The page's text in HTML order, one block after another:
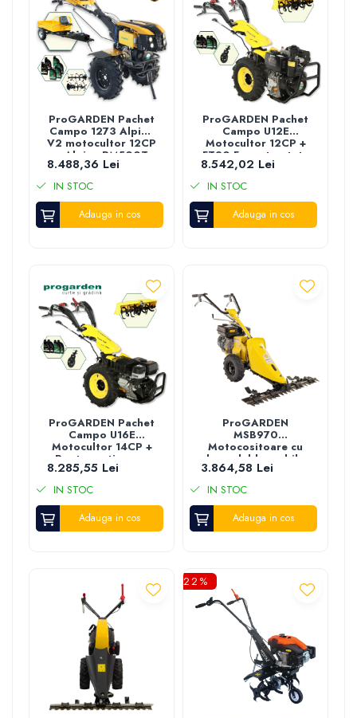
ProGARDEN Pachet
Campo 1273 Alpine
V2 motocultor 12CP
+ Alpine RM500T
Remorca + 6L ulei
8.488,36 Lei
IN STOC
Adauga in cos
ProGARDEN Pachet
Campo U12E
Motocultor 12CP +
FT90 Freza tractata
90cm + Roata
sustinere + 4L Ulei
8.542,02 Lei
IN STOC
Adauga in cos
ProGARDEN Pachet
Campo U16E
Motocultor 14CP +
Roata sustinere +
Freza tractata FT90
+ 4L Ulei
8.285,55 Lei
IN STOC
Adauga in cos
ProGARDEN
MSB970
Motocositoare cu
bara dubla mobila
97cm, 7.5CP,
benzina 4T, 2 viteze
3.864,58 Lei
IN STOC
Adauga in cos
-22%